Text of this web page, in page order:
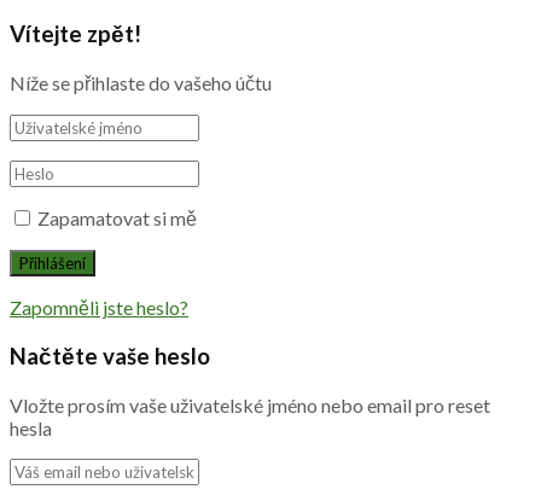
Vítejte zpět!
Níže se přihlaste do vašeho účtu
Zapamatovat si mě
Zapomněli jste heslo?
Načtěte vaše heslo
Vložte prosím vaše uživatelské jméno nebo email pro reset
hesla